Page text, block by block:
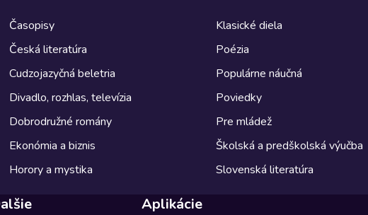
Časopisy
Česká literatúra
Cudzojazyčná beletria
Divadlo, rozhlas, televízia
Dobrodružné romány
Ekonómia a biznis
Horory a mystika
Klasické diela
Poézia
Populárne náučná
Poviedky
Pre mládež
Školská a predškolská výučba
Slovenská literatúra
Aplikácie